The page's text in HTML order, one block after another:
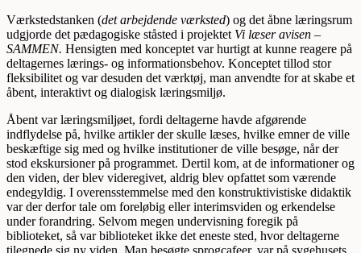
Værkstedstanken (det arbejdende værksted) og det åbne læringsrum
udgjorde det pædagogiske ståsted i projektet Vi læser avisen –
SAMMEN. Hensigten med konceptet var hurtigt at kunne reagere på
deltagernes lærings- og informationsbehov. Konceptet tillod stor
fleksibilitet og var desuden det værktøj, man anvendte for at skabe et
åbent, interaktivt og dialogisk læringsmiljø.
Åbent var læringsmiljøet, fordi deltagerne havde afgørende
indflydelse på, hvilke artikler der skulle læses, hvilke emner de ville
beskæftige sig med og hvilke institutioner de ville besøge, når der
stod ekskursioner på programmet. Dertil kom, at de informationer og
den viden, der blev videregivet, aldrig blev opfattet som værende
endegyldig. I overensstemmelse med den konstruktivistiske didaktik
var der derfor tale om foreløbig eller interimsviden og erkendelse
under forandring. Selvom megen undervisning foregik på
biblioteket, så var biblioteket ikke det eneste sted, hvor deltagerne
tilegnede sig ny viden. Man besøgte sprogcafeer, var på sygehusets